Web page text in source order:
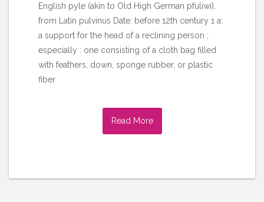
English pyle (akin to Old High German pfuliwi),
from Latin pulvinus Date: before 12th century 1 a:
a support for the head of a reclining person ;
especially : one consisting of a cloth bag filled
with feathers, down, sponge rubber, or plastic
fiber
Read More